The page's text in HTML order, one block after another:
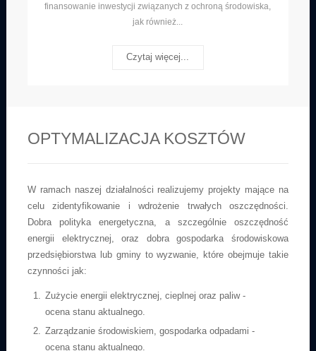
finansowanie inwestycji związanych z ochroną środowiska,
jak również
Czytaj więcej...
OPTYMALIZACJA KOSZTÓW
W ramach naszej działalności realizujemy projekty mające na
celu zidentyfikowanie i wdrożenie trwałych oszczędności.
Dobra polityka energetyczna, a szczególnie oszczędność
energii elektrycznej, oraz dobra gospodarka środowiskowa
przedsiębiorstwa lub gminy to wyzwanie, które obejmuje takie
czynności jak:
Zużycie energii elektrycznej, cieplnej oraz paliw -
ocena stanu aktualnego.
Zarządzanie środowiskiem, gospodarka odpadami -
ocena stanu aktualnego.